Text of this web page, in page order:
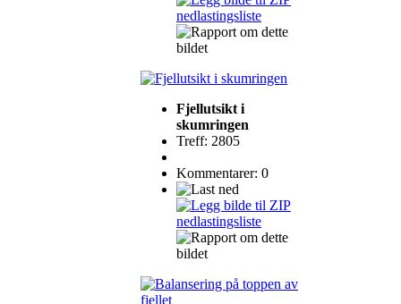
Fjellutsikt i
skumringen
Treff: 2805
Kommentarer: 0